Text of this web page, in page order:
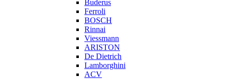
Buderus
Ferroli
BOSCH
Rinnai
Viessmann
ARISTON
De Dietrich
Lamborghini
ACV